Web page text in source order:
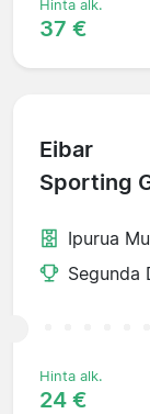
Hinta alk.
37 €
Eibar
Sporting
Ipurua
Segunda
Hinta alk.
24 €